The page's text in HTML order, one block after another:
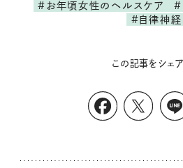
#お年頃女性のヘルスケア #
#自律神経
この記事をシェ